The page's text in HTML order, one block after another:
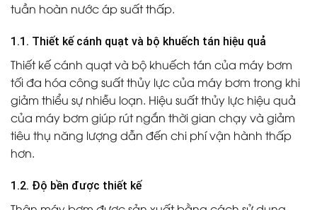
tuần hoàn nước áp suất thấp.
1.1. Thiết kế cánh quạt và bộ khuếch tán hiệu quả
Thiết kế cánh quạt và bộ khuếch tán của máy bơm
tối đa hóa công suất thủy lực của máy bơm trong khi
giảm thiểu sự nhiễu loạn. Hiệu suất thủy lực hiệu quả
của máy bơm giúp rút ngắn thời gian chạy và giảm
tiêu thụ năng lượng dẫn đến chi phí vận hành thấp
hơn.
1.2. Độ bền được thiết kế